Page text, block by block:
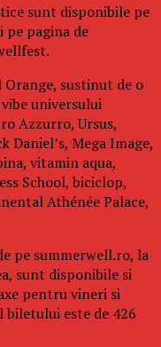
sunt disponibile pe
pe pagina de
sustinut de o
universului
Azzurro, Ursus,
Daniel’s, Mega Image,
vitamin aqua,
School, biciclop,
Athénée Palace,
pe summerwell.ro, la
sunt disponibile si
pentru vineri si
este de 426